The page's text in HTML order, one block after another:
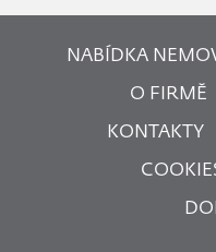
NABÍDKA
O FIRMĚ
KONTAKTY